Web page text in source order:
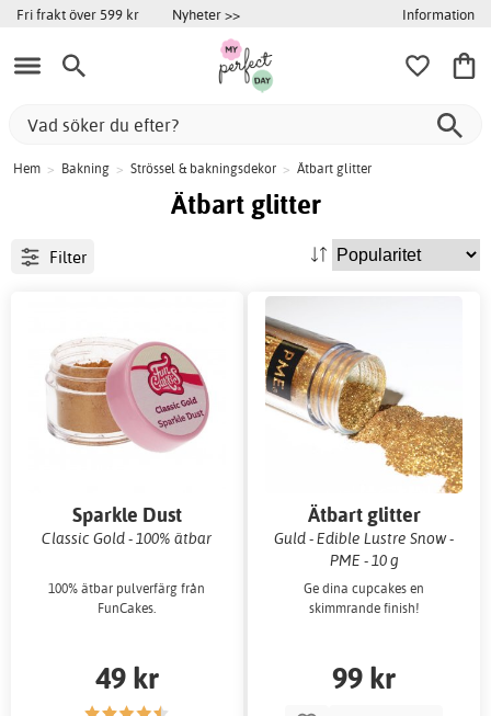
Fri frakt över 599 kr Nyheter >> Information
Hem > Bakning > Strössel & bakningsdekor > Ätbart glitter
Ätbart glitter
Filter
Sparkle Dust
Classic Gold - 100% ätbar
100% ätbar pulverfärg från
FunCakes.
49 kr
Ätbart glitter
Guld - Edible Lustre Snow -
PME - 10 g
Ge dina cupcakes en
skimmrande finish!
99 kr